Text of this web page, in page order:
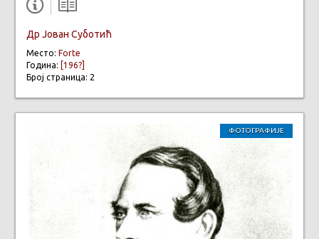
Др Јован Суботић
Место: Forte
Година:
[196?]
Број страница: 2
ФОТОГРАФИЈЕ